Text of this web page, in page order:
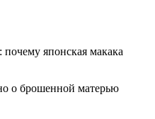
японская макака
о брошенной матерью